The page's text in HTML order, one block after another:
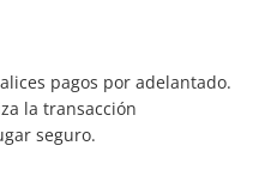
pagos por adelantado.
la transacción
seguro.